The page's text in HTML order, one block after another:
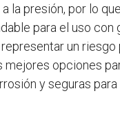
la presión, por lo
para el uso con
un riesgo
mejores opciones
y seguras para